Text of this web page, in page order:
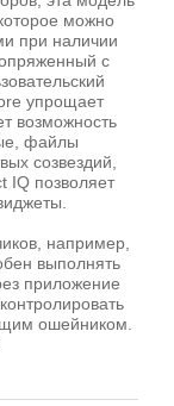
можно
при наличии
с
упрощает
возможность
файлы
созвездий,
IQ позволяет
например,
выполнять
приложение
ошейником.